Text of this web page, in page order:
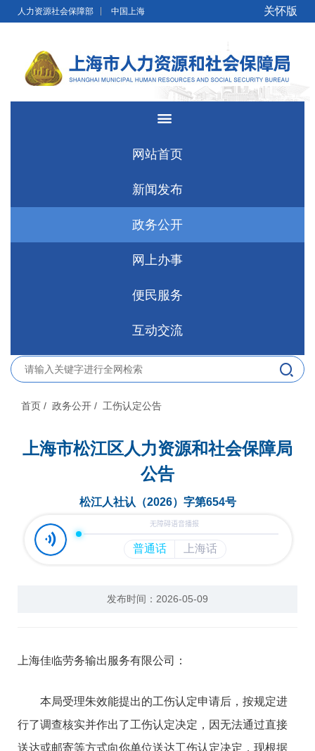
无障碍操作说明 跳转到网站导航区
人力资源社会保障部 中国上海 关怀版
网站首页
新闻发布
政务公开
网上办事
便民服务
互动交流
首页 / 政务公开 / 工伤认定公告
上海市松江区人力资源和社会保障局
公告
松江人社认（2026）字第654号
发布时间：2026-05-09
上海佳临劳务输出服务有限公司：
本局受理朱效能提出的工伤认定申请后，按规定进
行了调查核实并作出了工伤认定决定，因无法通过直接
送达或邮寄等方式向你单位送达工伤认定决定，现根据